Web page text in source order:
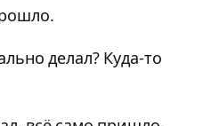
делал? Куда-то